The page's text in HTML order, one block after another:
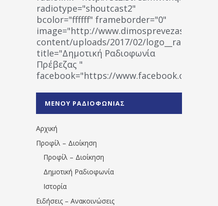
radiotype="shoutcast2"
bcolor="ffffff" frameborder="0"
image="http://www.dimosprevezas.gr/wp-
content/uploads/2017/02/
title="Δημοτική Ραδιοφωνία
Πρέβεζας "
facebook="https://www.facebook.com/
1531194763766854/" artist="" ]
ΜΕΝΟΥ ΡΑΔΙΟΦΩΝΙΑΣ
Αρχική
Προφίλ – Διοίκηση
Προφίλ – Διοίκηση
Δημοτική Ραδιοφωνία
Ιστορία
Ειδήσεις – Ανακοινώσεις